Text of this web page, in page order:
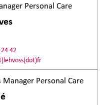
Personal Care
42
Manager Personal Care